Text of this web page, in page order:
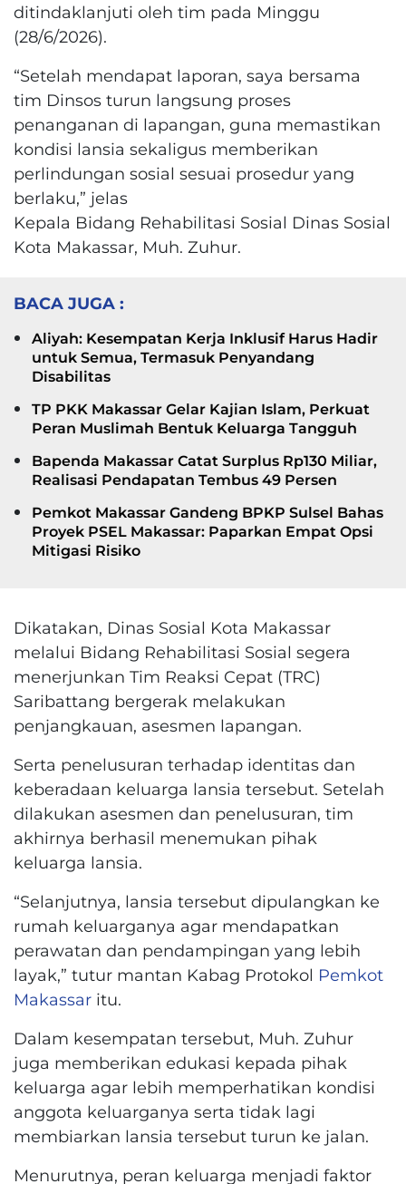
ditindaklanjuti oleh tim pada Minggu
(28/6/2026).
“Setelah mendapat laporan, saya bersama
tim Dinsos turun langsung proses
penanganan di lapangan, guna memastikan
kondisi lansia sekaligus memberikan
perlindungan sosial sesuai prosedur yang
berlaku,” jelas
Kepala Bidang Rehabilitasi Sosial Dinas Sosial
Kota Makassar, Muh. Zuhur.
BACA JUGA :
Aliyah: Kesempatan Kerja Inklusif Harus Hadir
untuk Semua, Termasuk Penyandang
Disabilitas
TP PKK Makassar Gelar Kajian Islam, Perkuat
Peran Muslimah Bentuk Keluarga Tangguh
Bapenda Makassar Catat Surplus Rp130 Miliar,
Realisasi Pendapatan Tembus 49 Persen
Pemkot Makassar Gandeng BPKP Sulsel Bahas
Proyek PSEL Makassar: Paparkan Empat Opsi
Mitigasi Risiko
Dikatakan, Dinas Sosial Kota Makassar
melalui Bidang Rehabilitasi Sosial segera
menerjunkan Tim Reaksi Cepat (TRC)
Saribattang bergerak melakukan
penjangkauan, asesmen lapangan.
Serta penelusuran terhadap identitas dan
keberadaan keluarga lansia tersebut. Setelah
dilakukan asesmen dan penelusuran, tim
akhirnya berhasil menemukan pihak
keluarga lansia.
“Selanjutnya, lansia tersebut dipulangkan ke
rumah keluarganya agar mendapatkan
perawatan dan pendampingan yang lebih
layak,” tutur mantan Kabag Protokol Pemkot
Makassar itu.
Dalam kesempatan tersebut, Muh. Zuhur
juga memberikan edukasi kepada pihak
keluarga agar lebih memperhatikan kondisi
anggota keluarganya serta tidak lagi
membiarkan lansia tersebut turun ke jalan.
Menurutnya, peran keluarga menjadi faktor